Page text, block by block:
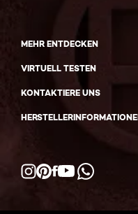
MEHR ENTDECKEN
VIRTUELL TESTEN
KONTAKTIERE UNS
Facebook
YouTube